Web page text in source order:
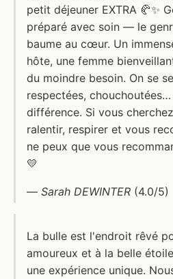
petit déjeuner EXTRA 🥐✨
préparé avec soin — le
baume au cœur. Un
hôte, une femme
du moindre besoin. On se
respectées,
différence. Si vous
ralentir, respirer et vous
ne peux que vous
💛
— Sarah DEWINTER (4.0/5)
La bulle est l'endroit rêvé
amoureux et à la belle
une expérience unique.